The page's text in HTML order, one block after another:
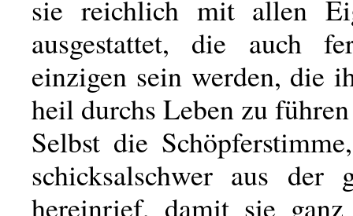
sie reichlich mit allen
ausgestattet, die auch
einzigen sein werden, die
heil durchs Leben zu
Selbst die
schicksalschwer aus der
hereinrief, damit sie